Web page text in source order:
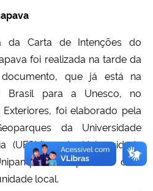
da Carta de Intenções do
foi realizada na tarde da
que já está na
Brasil para a Unesco, no
foi elaborado pela
da Universidade
(UFSM) e da Universidade
em parceria com
local.